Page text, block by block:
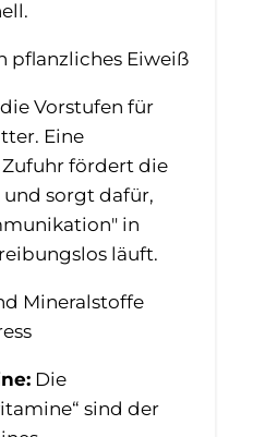
pflanzliches Eiweiß
Vorstufen für
Eine
fördert die
sorgt dafür,
in
läuft.
Mineralstoffe
Die
sind der